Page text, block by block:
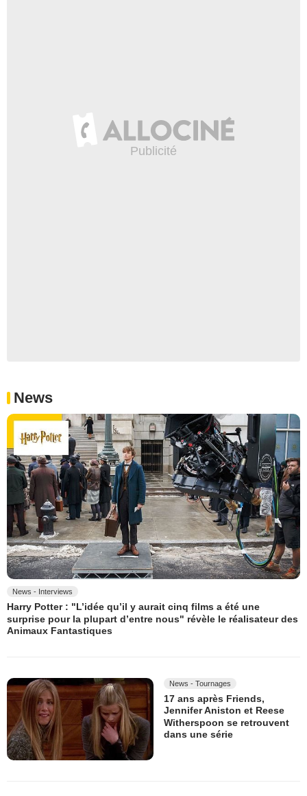
News
News - Interviews
Harry Potter : "L’idée qu’il y aurait cinq films a été une
surprise pour la plupart d’entre nous" révèle le réalisateur des
Animaux Fantastiques
News - Tournages
17 ans après Friends,
Jennifer Aniston et Reese
Witherspoon se retrouvent
dans une série